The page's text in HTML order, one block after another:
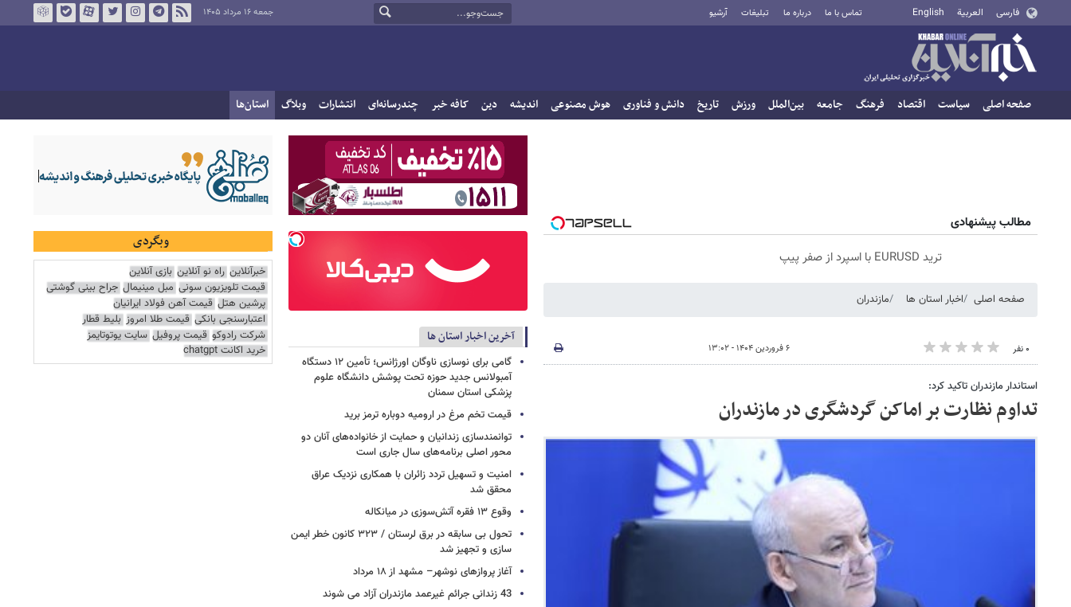
فارسی العربية English تماس با ما درباره ما تبلیغات آرشیو جمعه ۱۶ مرداد ۱۴۰۵
صفحه اصلی سیاست اقتصاد فرهنگ جامعه بین‌الملل ورزش تاریخ دانش و فناوری هوش مصنوعی اندیشه دین کافه خبر چندرسانه‌ای انتشارات وبلاگ استان‌ها
مطالب پیشنهادی
ترید EURUSD با اسپرد از صفر پیپ
صفحه اصلی اخبار استان ها مازندران
۰ نفر ۶ فروردین ۱۴۰۴ - ۱۳:۰۲
استاندار مازندران تاکید کرد:
تداوم نظارت بر اماکن گردشگری در مازندران
آخرین اخبار استان ها
گامی برای نوسازی ناوگان اورژانس؛ تأمین ۱۲ دستگاه
آمبولانس جدید حوزه تحت پوشش دانشگاه علوم
پزشکی استان سمنان
قیمت تخم مرغ در ارومیه دوباره ترمز برید
توانمندسازی زندانیان و حمایت از خانواده‌های آنان دو
محور اصلی برنامه‌های سال جاری است
امنیت و تسهیل تردد زائران با همکاری نزدیک عراق
محقق شد
وقوع ۱۳ فقره آتش‌سوزی در میانکاله
تحول بی سابقه در برق لرستان / ۳۲۳ کانون خطر ایمن
سازی و تجهیز شد
آغاز پروازهای نوشهر– مشهد از ۱۸ مرداد
43 زندانی جرائم غیرعمد مازندران آزاد می شوند
وبگردی
خبرآنلاین راه نو آنلاین بازی آنلاین
قیمت تلویزیون سونی مبل مینیمال جراح بینی گوشتی
پرشین هتل قیمت آهن فولاد ایرانیان
اعتبارسنجی بانکی قیمت طلا امروز بلیط قطار
شرکت رادوکو قیمت پروفیل سایت یوتوتایمز
خرید اکانت chatgpt